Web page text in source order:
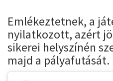
Emlékeztetnek, a
nyilatkozott, azért
sikerei helyszínén
majd a pályafutását.